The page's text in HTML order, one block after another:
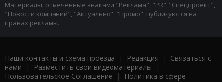
Материалы, отмеченные знаками "Реклама", "PR", "Спецпроект",
"Новости компаний", "Актуально", "Промо", публикуются на
правах рекламы.
Наши контакты и схема проезда | Редакция | Связаться с
нами | Разместить свои видеоматериалы |
Пользовательское Соглашение |
Политика в сфере